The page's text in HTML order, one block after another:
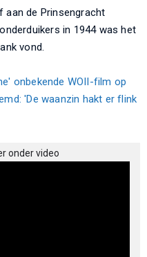
aan de Prinsengracht
in 1944 was het
vond.
onbekende WOII-film op
'De waanzin hakt er flink
onder video